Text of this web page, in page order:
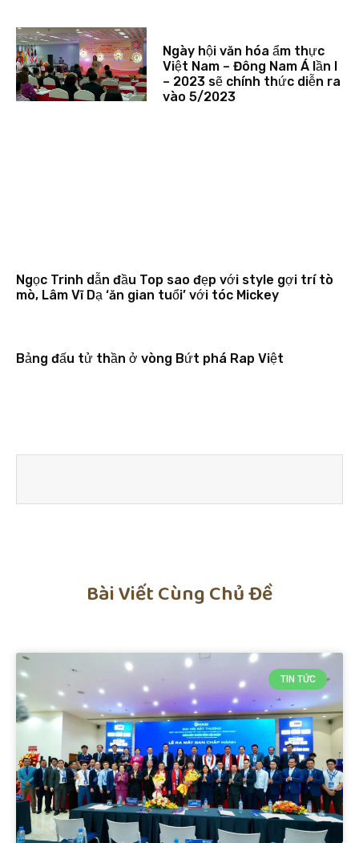
Ngày hội văn hóa ẩm thực
Việt Nam – Đông Nam Á lần I
– 2023 sẽ chính thức diễn ra
vào 5/2023
Ngọc Trinh dẫn đầu Top sao đẹp với style gợi trí tò
mò, Lâm Vĩ Dạ ‘ăn gian tuổi’ với tóc Mickey
Bảng đấu tử thần ở vòng Bứt phá Rap Việt
Bài Viết Cùng Chủ Đề
TIN TỨC